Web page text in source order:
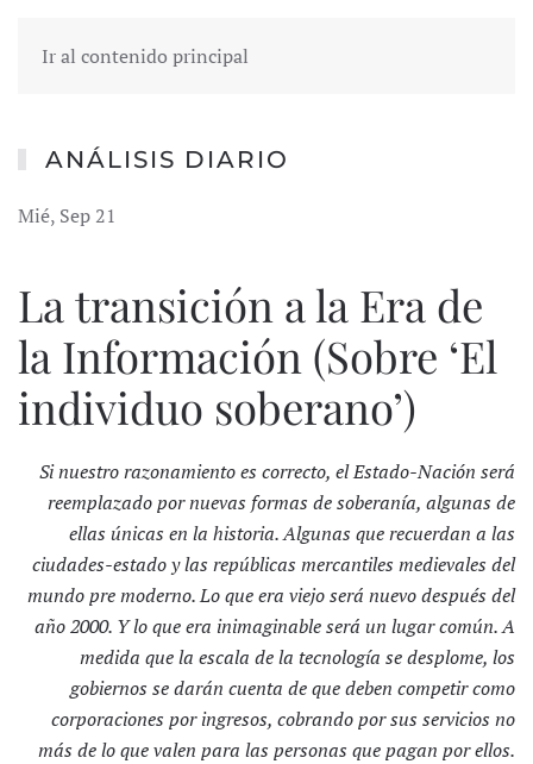
Ir al contenido principal
ANÁLISIS DIARIO
Mié, Sep 21
La transición a la Era de
la Información (Sobre ‘El
individuo soberano’)
Si nuestro razonamiento es correcto, el Estado-Nación será
reemplazado por nuevas formas de soberanía, algunas de
ellas únicas en la historia. Algunas que recuerdan a las
ciudades-estado y las repúblicas mercantiles medievales del
mundo pre moderno. Lo que era viejo será nuevo después del
año 2000. Y lo que era inimaginable será un lugar común. A
medida que la escala de la tecnología se desplome, los
gobiernos se darán cuenta de que deben competir como
corporaciones por ingresos, cobrando por sus servicios no
más de lo que valen para las personas que pagan por ellos.